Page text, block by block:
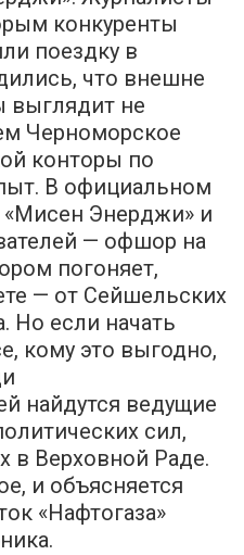
конкуренты
поездку в
что внешне
выглядит не
Черноморское
конторы по
В официальном
«Мисен Энерджи» и
— офшор на
погоняет,
— от Сейшельских
Но если начать
кому это выгодно,
найдутся ведущие
сил,
в Верховной Раде.
и объясняется
«Нафтогаза»